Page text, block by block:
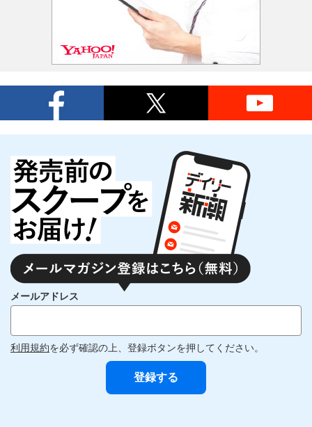
メールアドレス
利用規約を必ず確認の上、登録ボタンを押してください。